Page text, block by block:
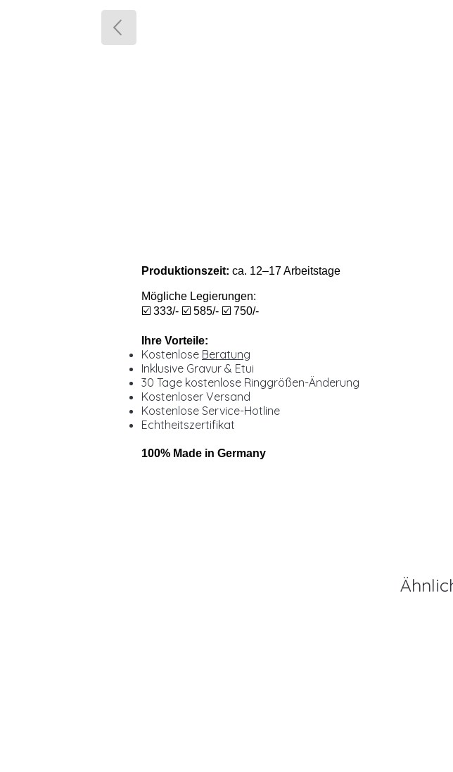
Produktionszeit: ca. 12–17 Arbeitstage
Mögliche Legierungen:
☑️ 333/- ☑️ 585/- ☑️ 750/-
Ihre Vorteile:
Kostenlose Beratung
Inklusive Gravur & Etui
30 Tage kostenlose Ringgrößen-Änderung
Kostenloser Versand
Kostenlose Service-Hotline
Echtheitszertifikat
100% Made in Germany